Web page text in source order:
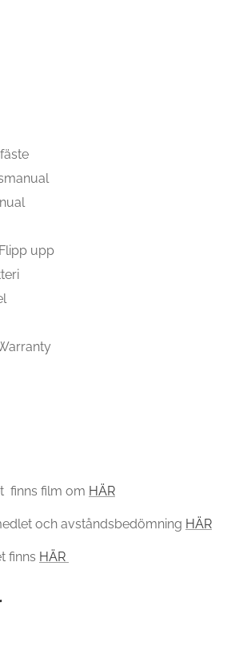
upp
finns film om HÄR
och avståndsbedömning HÄR
finns HÄR